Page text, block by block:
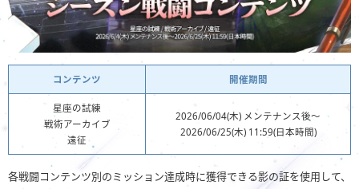
コンテンツ 開催期間
星座の試練
戦術アーカイブ
遠征
2026/06/04(木) メンテナンス後～
2026/06/25(木) 11:59(日本時間)
各戦闘コンテンツ別のミッション達成時に獲得できる影の証を使用して、